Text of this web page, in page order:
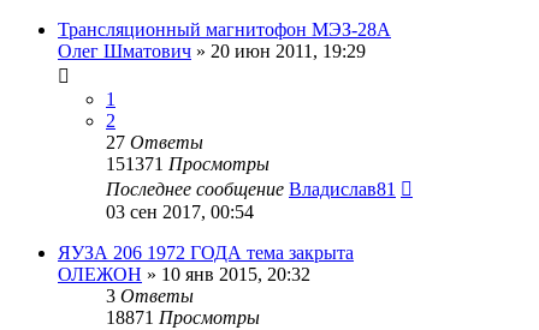
Трансляционный магнитофон МЭЗ-28А
Олег Шматович » 20 июн 2011, 19:29
1
2
27 Ответы
151371 Просмотры
Последнее сообщение Владислав81
03 сен 2017, 00:54
ЯУЗА 206 1972 ГОДА тема закрыта
ОЛЕЖОН » 10 янв 2015, 20:32
3 Ответы
18871 Просмотры